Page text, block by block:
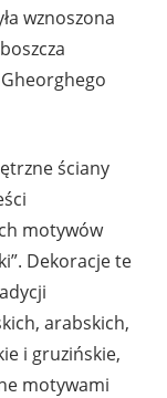
wznoszona
ściany
motywów
Dekoracje te
arabskich,
i gruzińskie,
motywami